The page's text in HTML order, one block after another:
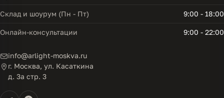
Склад и шоурум (Пн - Пт) 9:00 - 18:00
Онлайн-консультации 9:00 - 22:00
info@arlight-moskva.ru
г. Москва, ул. Касаткина
д. 3а стр. 3